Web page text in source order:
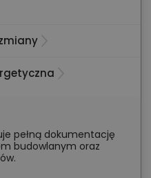
pełną dokumentację
budowlanym oraz